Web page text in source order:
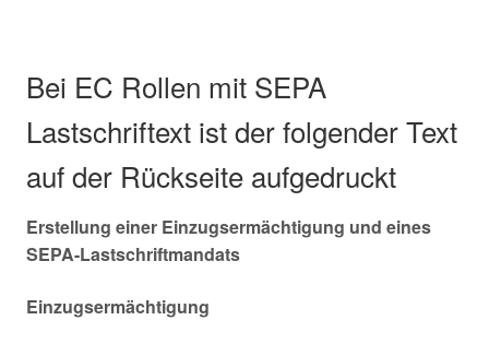
Bei EC Rollen mit SEPA
Lastschriftext ist der folgender Text
auf der Rückseite aufgedruckt
Erstellung einer Einzugsermächtigung und eines
SEPA-Lastschriftmandats
Einzugsermächtigung